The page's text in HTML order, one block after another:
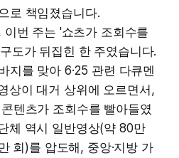
로 책임졌습니다.
이번 주는 '쇼츠가 조회수를
도가 뒤집힌 한 주였습니다.
지를 맞아 6·25 관련 다큐멘
상이 대거 상위에 오르면서,
텐츠가 조회수를 빨아들였
체 역시 일반영상(약 80만
회)를 압도해, 중앙·지방 가